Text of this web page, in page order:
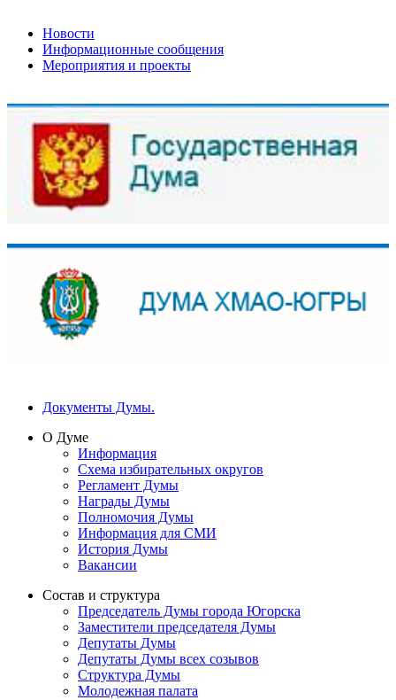
Новости
Информационные сообщения
Мероприятия и проекты
Документы Думы.
О Думе
Информация
Схема избирательных округов
Регламент Думы
Награды Думы
Полномочия Думы
Информация для СМИ
История Думы
Вакансии
Состав и структура
Председатель Думы города Югорска
Заместители председателя Думы
Депутаты Думы
Депутаты Думы всех созывов
Структура Думы
Молодежная палата